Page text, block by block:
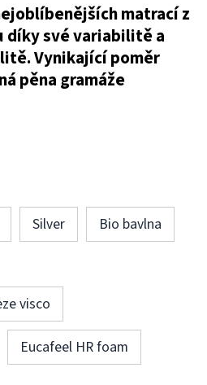
matrací z
díky své variabilitě a
Vynikající poměr
pěna gramáže
Silver Bio bavlna
visco
Eucafeel HR foam